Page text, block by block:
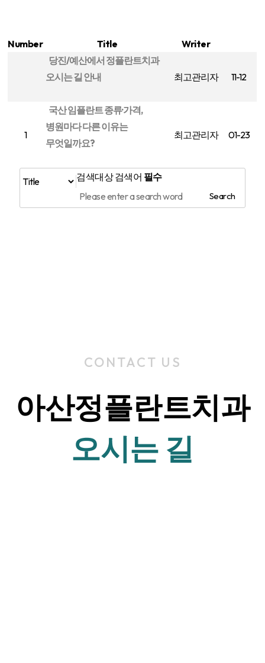
Number Title Writer
당진/예산에서 정플란트치과
오시는 길 안내
최고관리자 11-12
1
국산 임플란트 종류·가격,
병원마다 다른 이유는
무엇일까요?
최고관리자 01-23
검색대상검색어 필수
Search
CONTACT US
아산정플란트치과
오시는 길